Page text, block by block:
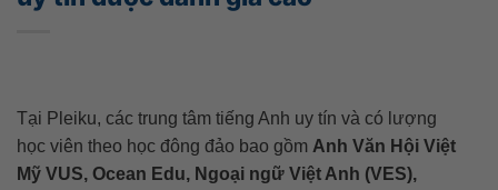
Tại Pleiku, các trung tâm tiếng Anh uy tín và có lượng
học viên theo học đông đảo bao gồm Anh Văn Hội Việt
Mỹ VUS, Ocean Edu, Ngoại ngữ Việt Anh (VES),